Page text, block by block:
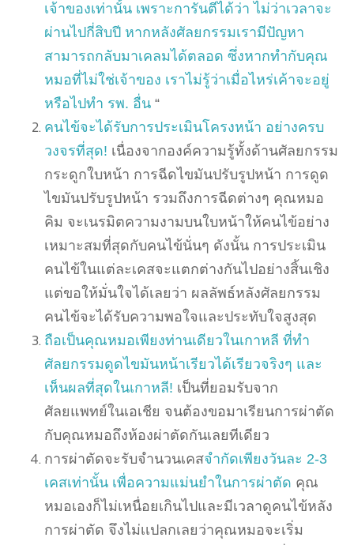
เจ้าของเท่านั้น เพราะการันตีได้ว่า ไม่ว่าเวลาจะ
ผ่านไปกี่สิบปี หากหลังศัลยกรรมเรามีปัญหา
สามารถกลับมาเคลมได้ตลอด ซึ่งหากทำกับคุณ
หมอที่ไม่ใช่เจ้าของ เราไม่รู้ว่าเมื่อไหร่เค้าจะอยู่
หรือไปทำ รพ. อื่น “
คนไข้จะได้รับการประเมินโครงหน้า อย่างครบ
วงจรที่สุด! เนื่องจากองค์ความรู้ทั้งด้านศัลยกรรม
กระดูกใบหน้า การฉีดไขมันปรับรูปหน้า การดูด
ไขมันปรับรูปหน้า รวมถึงการฉีดต่างๆ คุณหมอ
คิม จะเนรมิตความงามบนใบหน้าให้คนไข้อย่าง
เหมาะสมที่สุดกับคนไข้นั่นๆ ดังนั้น การประเมิน
คนไข้ในแต่ละเคสจะแตกต่างกันไปอย่างสิ้นเชิง
แต่ขอให้มั่นใจได้เลยว่า ผลลัพธ์หลังศัลยกรรม
คนไข้จะได้รับความพอใจและประทับใจสูงสุด
ถือเป็นคุณหมอเพียงท่านเดียวในเกาหลี ที่ทำ
ศัลยกรรมดูดไขมันหน้าเรียวได้เรียวจริงๆ และ
เห็นผลที่สุดในเกาหลี! เป็นที่ยอมรับจาก
ศัลยแพทย์ในเอเชีย จนต้องขอมาเรียนการผ่าตัด
กับคุณหมอถึงห้องผ่าตัดกันเลยทีเดียว
การผ่าตัดจะรับจำนวนเคสจำกัดเพียงวันละ 2-3
เคสเท่านั้น เพื่อความแม่นยำในการผ่าตัด คุณ
หมอเองก็ไม่เหนื่อยเกินไปและมีเวลาดูคนไข้หลัง
การผ่าตัด จึงไม่เเปลกเลยว่าคุณหมอจะเริ่ม